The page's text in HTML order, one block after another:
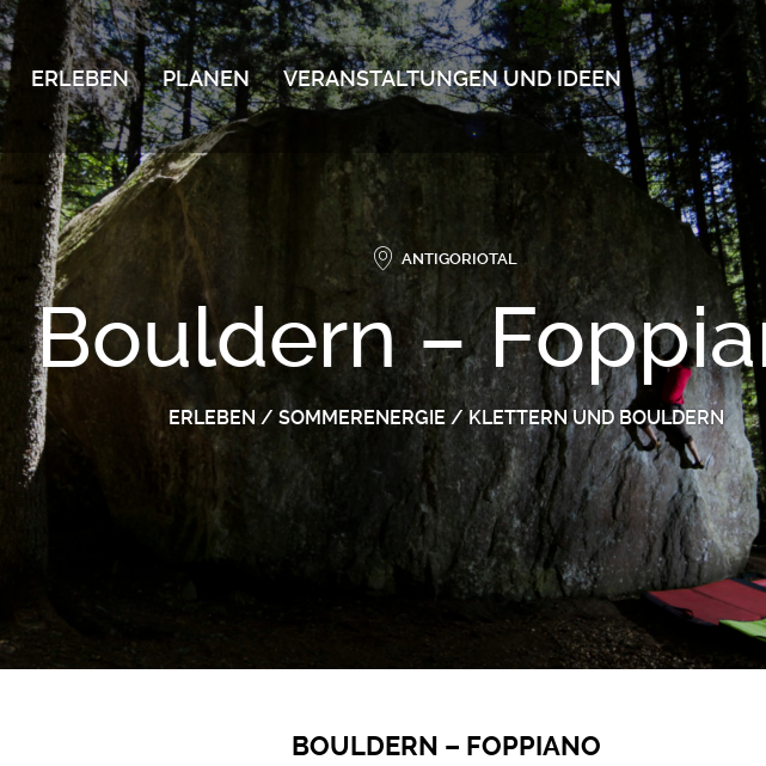
ERLEBEN PLANEN VERANSTALTUNGEN UND IDEEN
ANTIGORIOTAL
Bouldern –
ERLEBEN / SOMMERENERGIE / KLETTERN UND BOULDERN
BOULDERN – FOPPIANO